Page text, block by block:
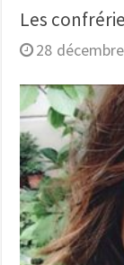
Les
28